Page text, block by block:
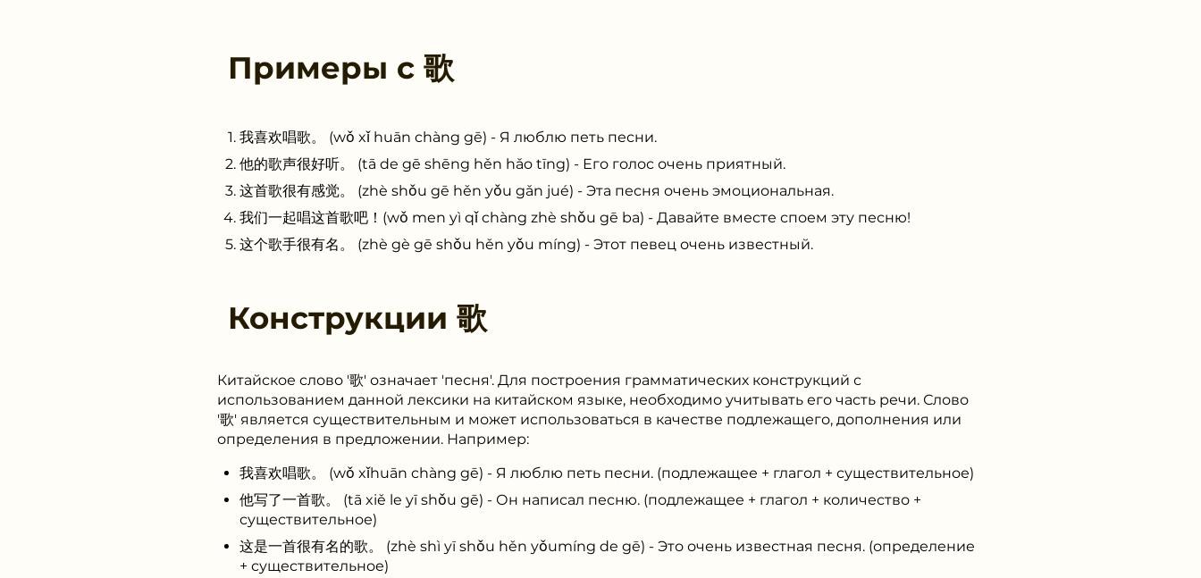
Примеры с 歌
我喜欢唱歌。 (wǒ xǐ huān chàng gē) - Я люблю петь песни.
他的歌声很好听。 (tā de gē shēng hěn hǎo tīng) - Его голос очень приятный.
这首歌很有感觉。 (zhè shǒu gē hěn yǒu gǎn jué) - Эта песня очень эмоциональная.
我们一起唱这首歌吧！(wǒ men yì qǐ chàng zhè shǒu gē ba) - Давайте вместе споем эту песню!
这个歌手很有名。 (zhè gè gē shǒu hěn yǒu míng) - Этот певец очень известный.
Конструкции 歌
Китайское слово '歌' означает 'песня'. Для построения грамматических конструкций с
использованием данной лексики на китайском языке, необходимо учитывать его часть речи. Слово
'歌' является существительным и может использоваться в качестве подлежащего, дополнения или
определения в предложении. Например:
我喜欢唱歌。 (wǒ xǐhuān chàng gē) - Я люблю петь песни. (подлежащее + глагол + существительное)
他写了一首歌。 (tā xiě le yī shǒu gē) - Он написал песню. (подлежащее + глагол + количество +
существительное)
这是一首很有名的歌。 (zhè shì yī shǒu hěn yǒumíng de gē) - Это очень известная песня. (определение
+ существительное)